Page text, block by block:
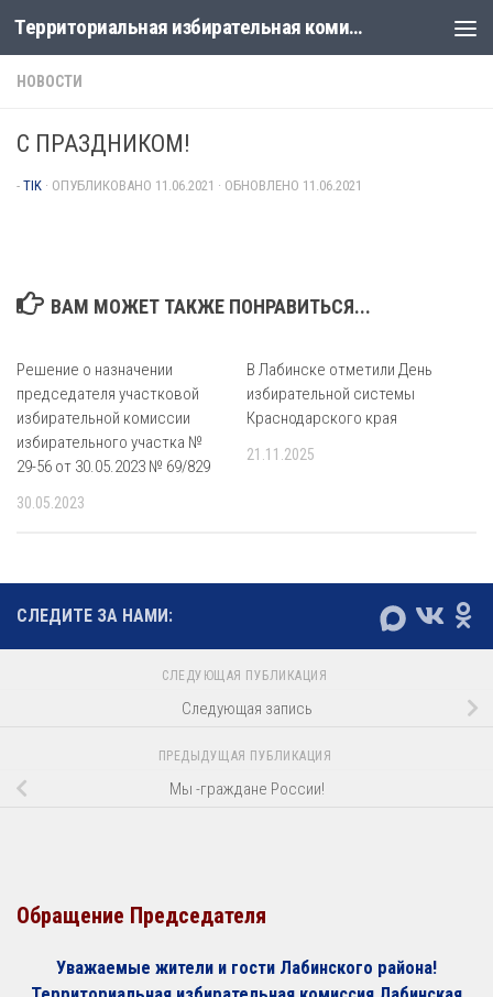
Перейти к содержимому Территориальная избирательная комиссия Лабинская
НОВОСТИ
С ПРАЗДНИКОМ!
- TIK · ОПУБЛИКОВАНО 11.06.2021 · ОБНОВЛЕНО 11.06.2021
ВАМ МОЖЕТ ТАКЖЕ ПОНРАВИТЬСЯ...
Решение о назначении
председателя участковой
избирательной комиссии
избирательного участка №
29-56 от 30.05.2023 № 69/829
30.05.2023
В Лабинске отметили День
избирательной системы
Краснодарского края
21.11.2025
СЛЕДИТЕ ЗА НАМИ:
СЛЕДУЮЩАЯ ПУБЛИКАЦИЯ
Следующая запись
ПРЕДЫДУЩАЯ ПУБЛИКАЦИЯ
Мы -граждане России!
Обращение Председателя
Уважаемые жители и гости Лабинского района!